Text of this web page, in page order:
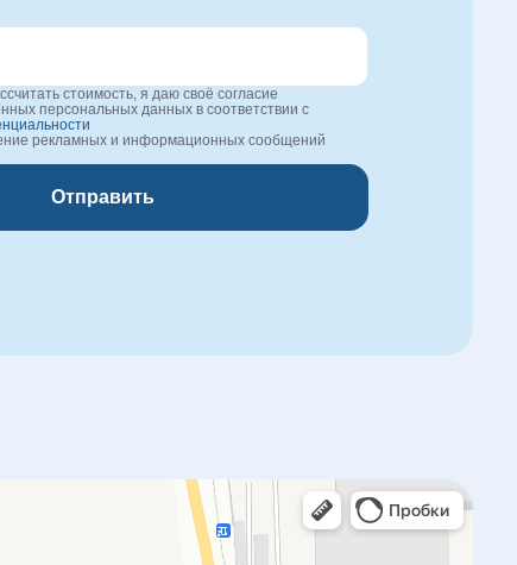
стоимость, я даю своё согласие
персональных данных в соответствии с
рекламных и информационных сообщений
Отправить